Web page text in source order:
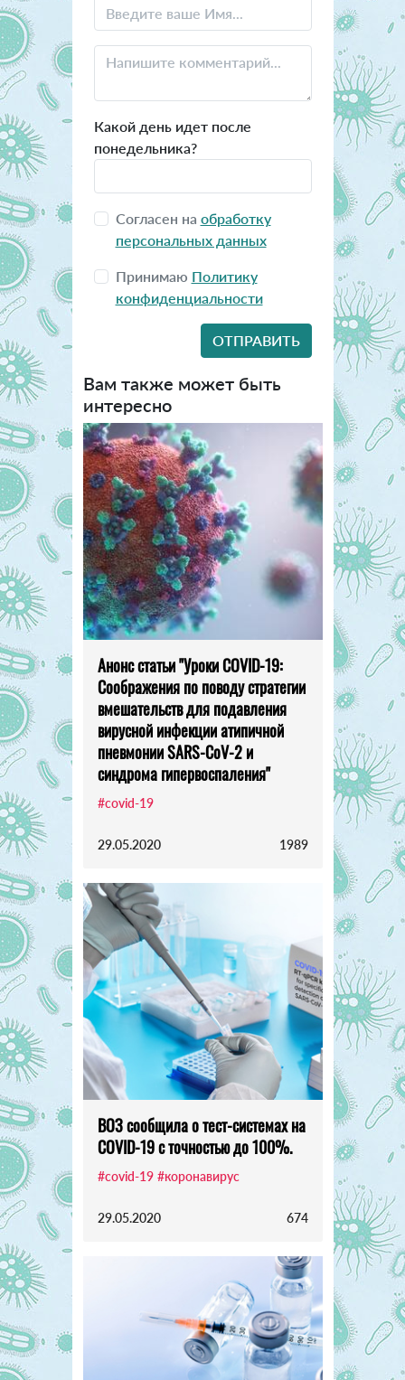
Какой день идет после
понедельника?
Согласен на обработку
персональных данных
Принимаю Политику
конфиденциальности
Вам также может быть
интересно
Анонс статьи "Уроки COVID-19:
Соображения по поводу стратегии
вмешательств для подавления
вирусной инфекции атипичной
пневмонии SARS-CoV-2 и
синдрома гипервоспаления"
#covid-19
29.05.2020 1989
ВОЗ сообщила о тест-системах на
COVID-19 с точностью до 100%.
#covid-19 #коронавирус
29.05.2020 674